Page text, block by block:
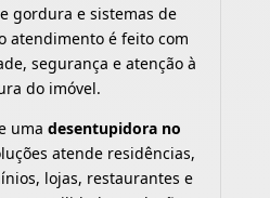
gordura e sistemas de
atendimento é feito com
segurança e atenção à
do imóvel.
umadesentupidora no
atende residências,
lojas, restaurantes e